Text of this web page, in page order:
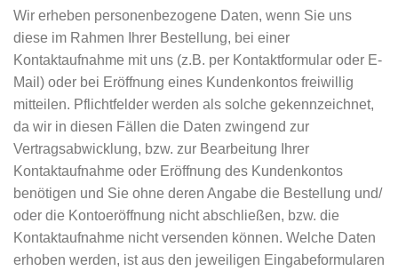
Wir erheben personenbezogene Daten, wenn Sie uns
diese im Rahmen Ihrer Bestellung, bei einer
Kontaktaufnahme mit uns (z.B. per Kontaktformular oder E-
Mail) oder bei Eröffnung eines Kundenkontos freiwillig
mitteilen. Pflichtfelder werden als solche gekennzeichnet,
da wir in diesen Fällen die Daten zwingend zur
Vertragsabwicklung, bzw. zur Bearbeitung Ihrer
Kontaktaufnahme oder Eröffnung des Kundenkontos
benötigen und Sie ohne deren Angabe die Bestellung und/
oder die Kontoeröffnung nicht abschließen, bzw. die
Kontaktaufnahme nicht versenden können. Welche Daten
erhoben werden, ist aus den jeweiligen Eingabeformularen